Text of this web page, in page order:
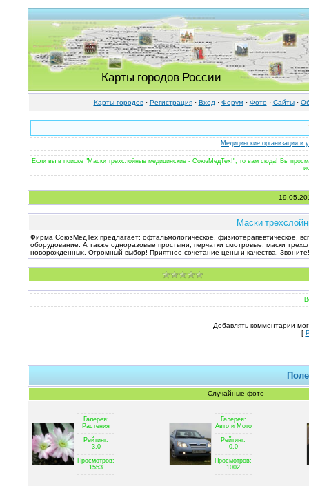
Карты городов России
Карты городов· Регистрация· Вход · Форум· Фото· Cайты·
Медицинские организации и
Если вы в поиске "Маски трехслойные медицинские - СоюзМедТех!", то вам сюда! Вы
Маски
Фирма СоюзМедТех предлагает: офтальмологическое, физиотерапевтическое,
оборудование. А также одноразовые простыни, перчатки смотровые, маски
новорожденных. Огромный выбор! Приятное сочетание цены и качества. Звоните!
Добавлять комментарии
[
Случайные фото
Галерея:
Растения
Рейтинг:
3.0
Просмотров:
1553
Галерея:
Авто и Мото
Рейтинг:
0.0
Просмотров:
1002